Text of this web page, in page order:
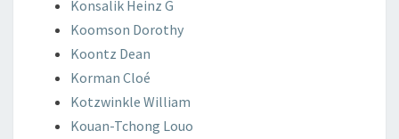
Konsalik Heinz G
Koomson Dorothy
Koontz Dean
Korman Cloé
Kotzwinkle William
Kouan-Tchong Louo